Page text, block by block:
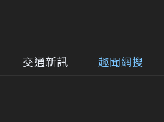
交通新訊 趣聞網搜